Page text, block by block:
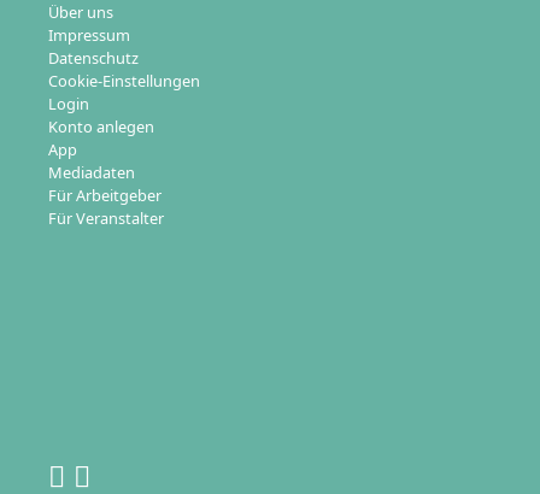
Über uns
Impressum
Datenschutz
Cookie-Einstellungen
Login
Konto anlegen
App
Mediadaten
Für Arbeitgeber
Für Veranstalter